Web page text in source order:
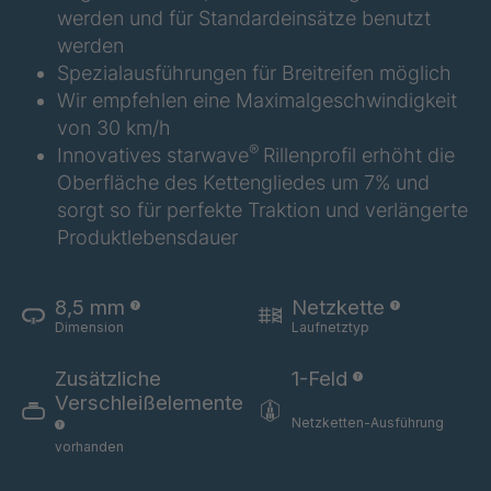
U 3624 ED 4036484
U 3625 ED 4036485
U 3627 ED 4036690
U 3645 ED
U 3646 ED
4036700
werden und für Standardeinsätze benutzt
werden
Spezialausführungen für Breitreifen möglich
Wir empfehlen eine Maximalgeschwindigkeit
von 30 km/h
Innovatives starwave® Rillenprofil erhöht die
Oberfläche des Kettengliedes um 7% und
sorgt so für perfekte Traktion und verlängerte
Produktlebensdauer
8,5 mm
Dimension
Netzkette
Laufnetztyp
Zusätzliche
Verschleißelemente
vorhanden
1-Feld
Netzketten-Ausführung